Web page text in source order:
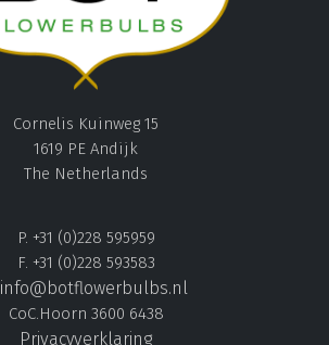
Cornelis Kuinweg 15
1619 PE Andijk
The Netherlands
P. +31 (0)228 595959
F. +31 (0)228 593583
info@botflowerbulbs.nl
CoC.Hoorn 3600 6438
Privacyverklaring